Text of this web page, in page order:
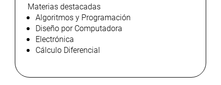
Materias destacadas
Algoritmos y Programación
Diseño por Computadora
Electrónica
Cálculo Diferencial